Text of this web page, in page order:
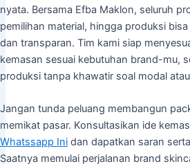
nyata. Bersama Efba Maklon, seluruh
pemilihan material, hingga produksi
dan transparan. Tim kami siap
kemasan sesuai kebutuhan brand-mu,
produksi tanpa khawatir soal modal
Jangan tunda peluang membangun
memikat pasar. Konsultasikan ide
Whatssapp Ini dan dapatkan saran
Saatnya memulai perjalanan brand